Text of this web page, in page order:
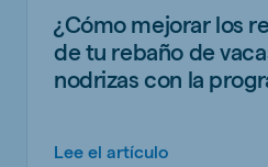
¿Cómo mejorar los
de tu rebaño de
nodrizas con la
Lee el artículo